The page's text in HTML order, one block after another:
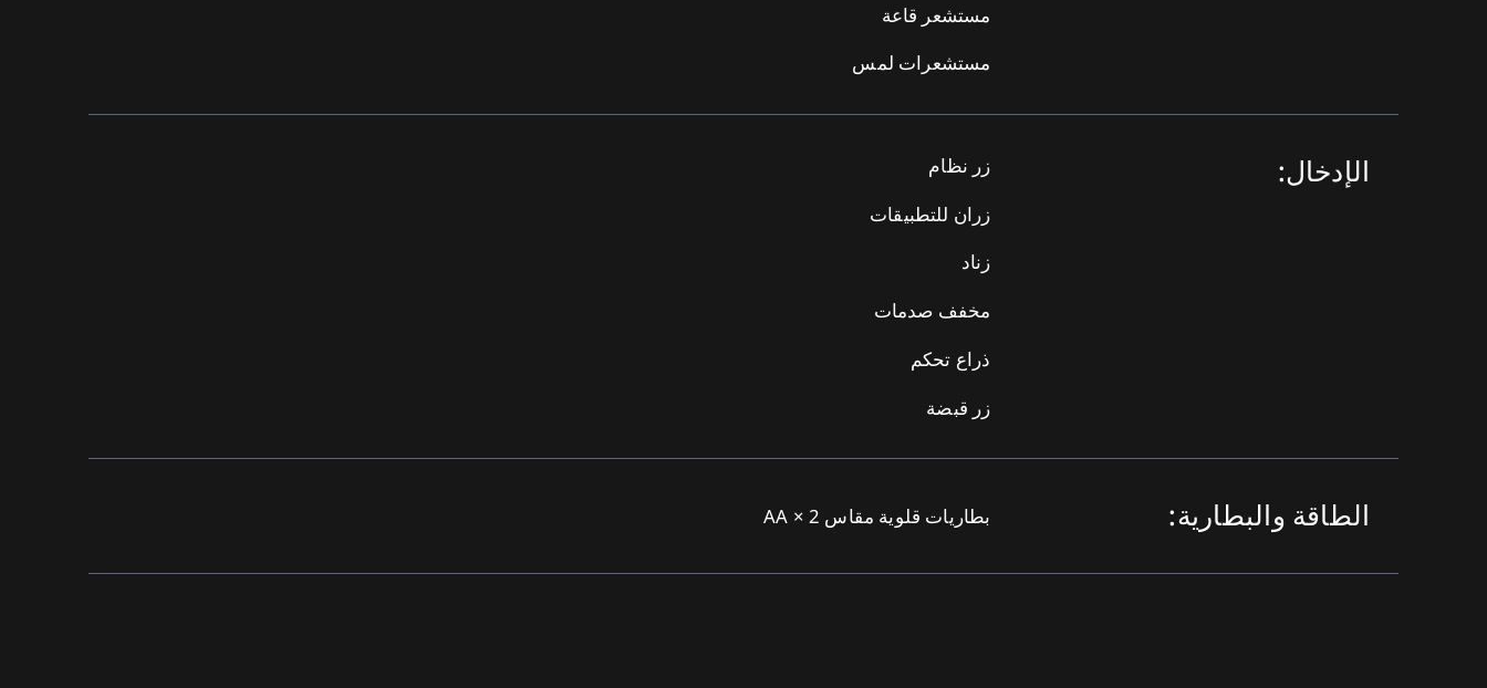
مستشعر قاعة
مستشعرات لمس
الإدخال:
زر نظام
زران للتطبيقات
زناد
مخفف صدمات
ذراع تحكم
زر قبضة
الطاقة والبطارية: بطاريات قلوية مقاس AA × 2